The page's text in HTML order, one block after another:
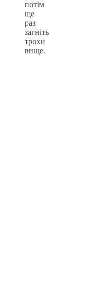
потім
ще
раз
загніть
трохи
вище.